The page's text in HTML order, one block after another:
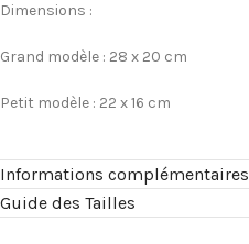
Dimensions :
Grand modèle : 28 x 20 cm
Petit modèle : 22 x 16 cm
Informations complémentaires
Guide des Tailles